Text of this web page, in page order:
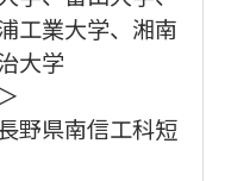
工業大学、湘南
大学
野県南信工科短